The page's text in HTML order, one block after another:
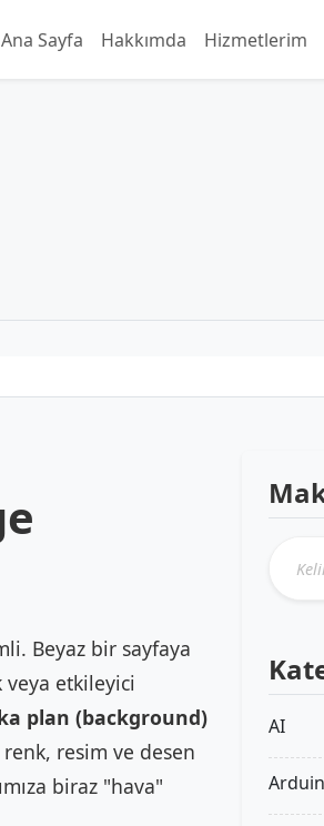
Ana Sayfa Hakkımda Hizmetlerim
Beyaz bir sayfaya
veya etkileyici
plan (background)
resim ve desen
biraz "hava"
AI